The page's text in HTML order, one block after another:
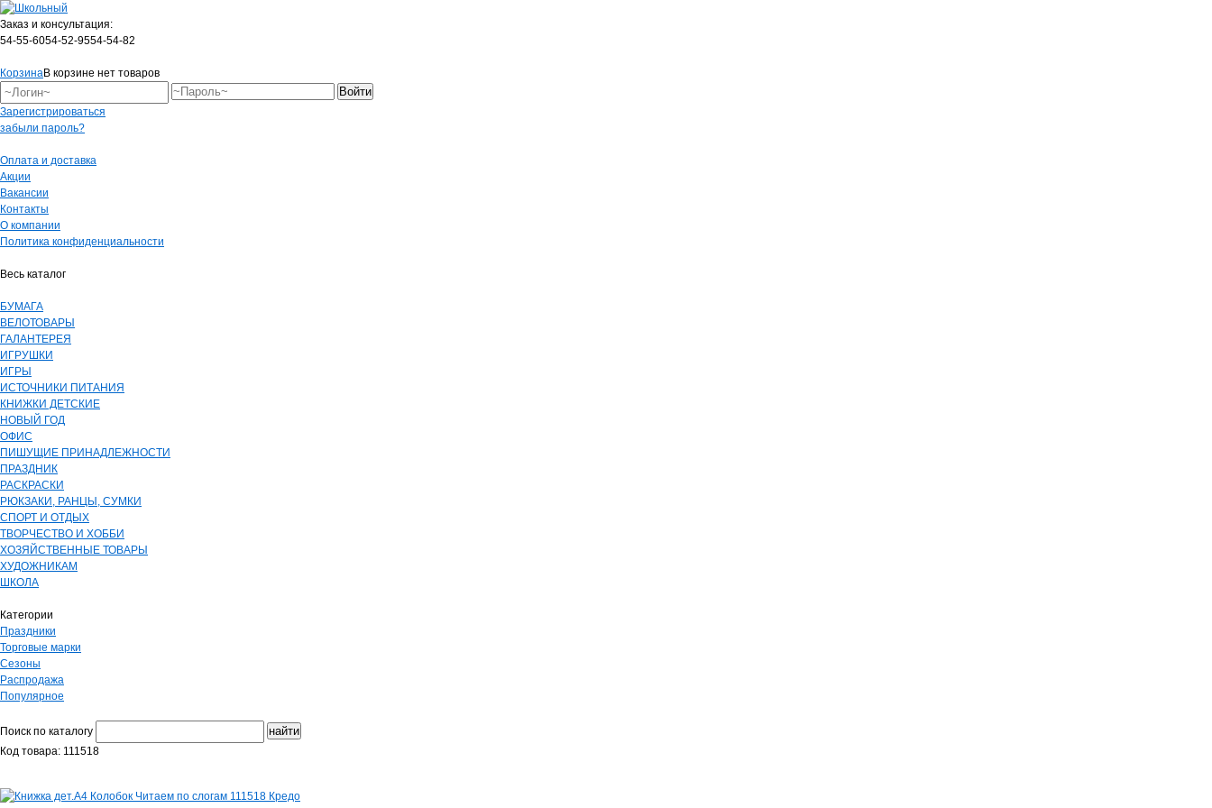
Заказ и консультация:
54-55-6054-52-9554-54-82
КорзинаВ корзине нет товаров
Зарегистрироваться
забыли пароль?
Оплата и доставка
Акции
Вакансии
Контакты
О компании
Политика конфиденциальности
Весь каталог
БУМАГА
ВЕЛОТОВАРЫ
ГАЛАНТЕРЕЯ
ИГРУШКИ
ИГРЫ
ИСТОЧНИКИ ПИТАНИЯ
КНИЖКИ ДЕТСКИЕ
НОВЫЙ ГОД
ОФИС
ПИШУЩИЕ ПРИНАДЛЕЖНОСТИ
ПРАЗДНИК
РАСКРАСКИ
РЮКЗАКИ, РАНЦЫ, СУМКИ
СПОРТ И ОТДЫХ
ТВОРЧЕСТВО И ХОББИ
ХОЗЯЙСТВЕННЫЕ ТОВАРЫ
ХУДОЖНИКАМ
ШКОЛА
Категории
Праздники
Торговые марки
Сезоны
Распродажа
Популярное
Поиск по каталогу
Код товара: 111518